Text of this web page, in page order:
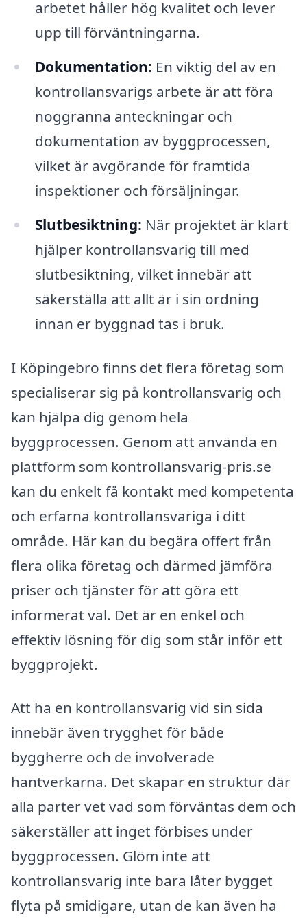
arbetet håller hög kvalitet och lever
upp till förväntningarna.
Dokumentation: En viktig del av en
kontrollansvarigs arbete är att föra
noggranna anteckningar och
dokumentation av byggprocessen,
vilket är avgörande för framtida
inspektioner och försäljningar.
Slutbesiktning: När projektet är klart
hjälper kontrollansvarig till med
slutbesiktning, vilket innebär att
säkerställa att allt är i sin ordning
innan er byggnad tas i bruk.
I Köpingebro finns det flera företag som
specialiserar sig på kontrollansvarig och
kan hjälpa dig genom hela
byggprocessen. Genom att använda en
plattform som kontrollansvarig-pris.se
kan du enkelt få kontakt med kompetenta
och erfarna kontrollansvariga i ditt
område. Här kan du begära offert från
flera olika företag och därmed jämföra
priser och tjänster för att göra ett
informerat val. Det är en enkel och
effektiv lösning för dig som står inför ett
byggprojekt.
Att ha en kontrollansvarig vid sin sida
innebär även trygghet för både
byggherre och de involverade
hantverkarna. Det skapar en struktur där
alla parter vet vad som förväntas dem och
säkerställer att inget förbises under
byggprocessen. Glöm inte att
kontrollansvarig inte bara låter bygget
flyta på smidigare, utan de kan även ha